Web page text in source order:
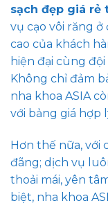
sạch đẹp giá rẻ
vụ cạo vôi răng
cao của khách
hiện đại cùng
Không chỉ đảm
nha khoa ASIA
với bảng giá hợp
Hơn thế nữa, với
đãng; dịch vụ
thoải mái, yên
biệt, nha khoa